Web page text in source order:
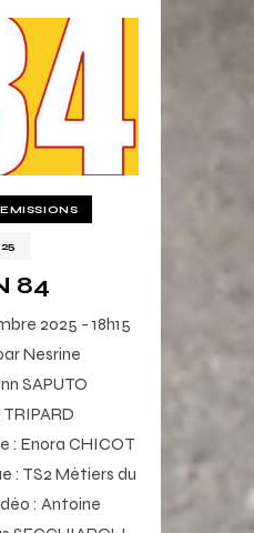
EMISSIONS
84
2025 - 18h15
Nesrine
SAPUTO
: Enora CHICOT
: TS2 Métiers du
: Antoine